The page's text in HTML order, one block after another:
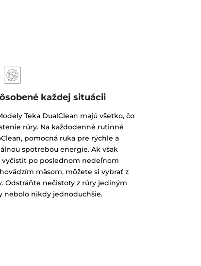
každej situácii
Teka DualClean majú všetko, čo
rúry. Na každodenné rutinné
pomocná ruka pre rýchle a
spotrebou energie. Ak však
po poslednom nedeľnom
mäsom, môžete si vybrať z
Odstráňte nečistoty z rúry jediným
nebolo nikdy jednoduchšie.